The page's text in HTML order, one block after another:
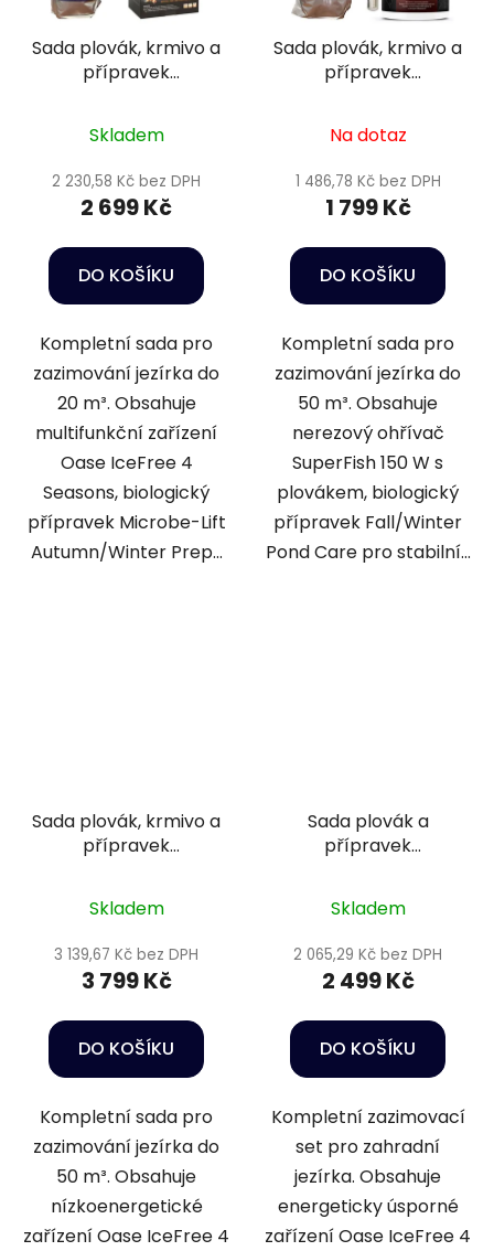
Sada plovák, krmivo a
přípravek
Skladem
2 230,58 Kč bez DPH
2 699 Kč
DO KOŠÍKU
Kompletní sada pro
zazimování jezírka do
20 m³. Obsahuje
multifunkční zařízení
Oase IceFree 4
Seasons, biologický
přípravek Microbe-Lift
Autumn/Winter Prep...
Sada plovák, krmivo a
přípravek
Na dotaz
1 486,78 Kč bez DPH
1 799 Kč
DO KOŠÍKU
Kompletní sada pro
zazimování jezírka do
50 m³. Obsahuje
nerezový ohřívač
SuperFish 150 W s
plovákem, biologický
přípravek Fall/Winter
Pond Care pro stabilní...
Sada plovák, krmivo a
přípravek
Skladem
3 139,67 Kč bez DPH
3 799 Kč
DO KOŠÍKU
Kompletní sada pro
zazimování jezírka do
50 m³. Obsahuje
nízkoenergetické
zařízení Oase IceFree 4
Sada plovák a
přípravek
Skladem
2 065,29 Kč bez DPH
2 499 Kč
DO KOŠÍKU
Kompletní zazimovací
set pro zahradní
jezírka. Obsahuje
energeticky úsporné
zařízení Oase IceFree 4